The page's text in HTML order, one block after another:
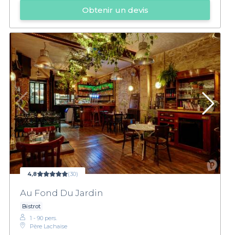
Obtenir un devis
4,8 (30)
Au Fond Du Jardin
Bistrot
1 - 90 pers.
Père Lachaise